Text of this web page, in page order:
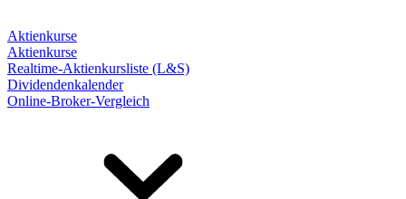
Aktienkurse
Aktienkurse
Realtime-Aktienkursliste (L&S)
Dividendenkalender
Online-Broker-Vergleich